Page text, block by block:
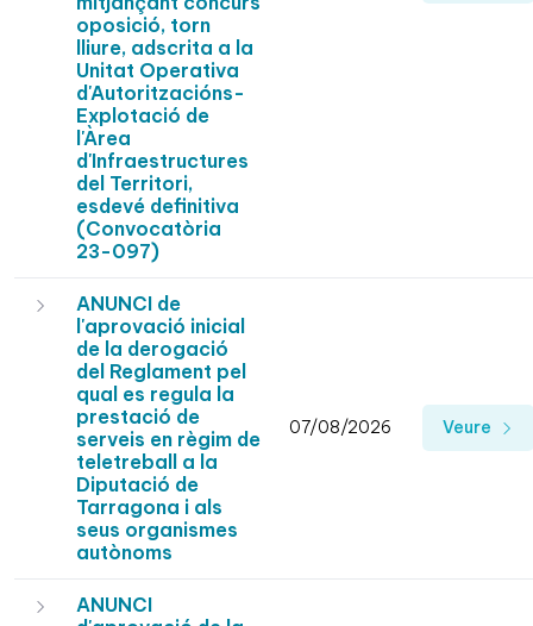
oposició, torn
lliure, adscrita a la
Unitat Operativa
d'Autoritzacións-
Explotació de
l'Àrea
d'Infraestructures
del Territori,
esdevé definitiva
(Convocatòria
23-097)
ANUNCI de
l'aprovació inicial
de la derogació
del Reglament pel
qual es regula la
prestació de
serveis en règim de
teletreball a la
Diputació de
Tarragona i als
seus organismes
autònoms
07/08/2026 Veure
ANUNCI